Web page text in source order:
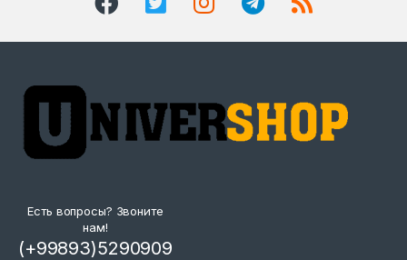
Есть вопросы? Звоните
нам!
(+99893)5290909